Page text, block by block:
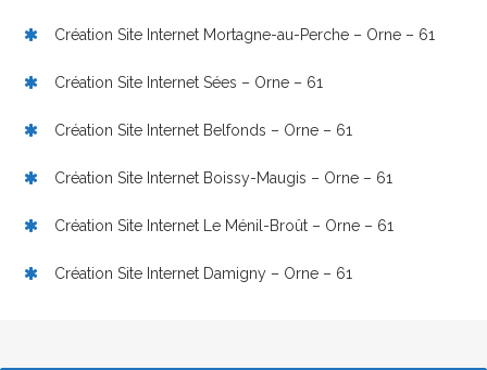
Création Site Internet Mortagne-au-Perche – Orne – 61
Création Site Internet Sées – Orne – 61
Création Site Internet Belfonds – Orne – 61
Création Site Internet Boissy-Maugis – Orne – 61
Création Site Internet Le Ménil-Broût – Orne – 61
Création Site Internet Damigny – Orne – 61